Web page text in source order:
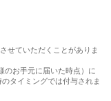
せていただくことがありま
のお手元に届いた時点）に
タイミングでは付与されま